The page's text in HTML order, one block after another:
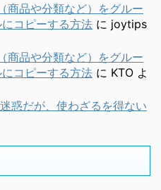
商品や分類など）をグルー
コピーする方法 に joytips
商品や分類など）をグルー
コピーする方法 に KTO よ
惑だが、使わざるを得ない